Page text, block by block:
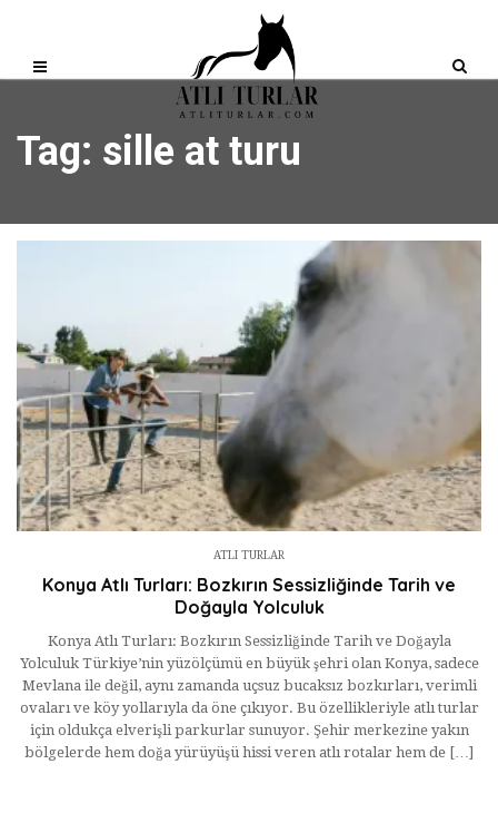
Tag: sille at turu
ATLI TURLAR
Konya Atlı Turları: Bozkırın Sessizliğinde Tarih ve
Doğayla Yolculuk
Konya Atlı Turları: Bozkırın Sessizliğinde Tarih ve Doğayla
Yolculuk Türkiye’nin yüzölçümü en büyük şehri olan Konya, sadece
Mevlana ile değil, aynı zamanda uçsuz bucaksız bozkırları, verimli
ovaları ve köy yollarıyla da öne çıkıyor. Bu özellikleriyle atlı turlar
için oldukça elverişli parkurlar sunuyor. Şehir merkezine yakın
bölgelerde hem doğa yürüyüşü hissi veren atlı rotalar hem de […]